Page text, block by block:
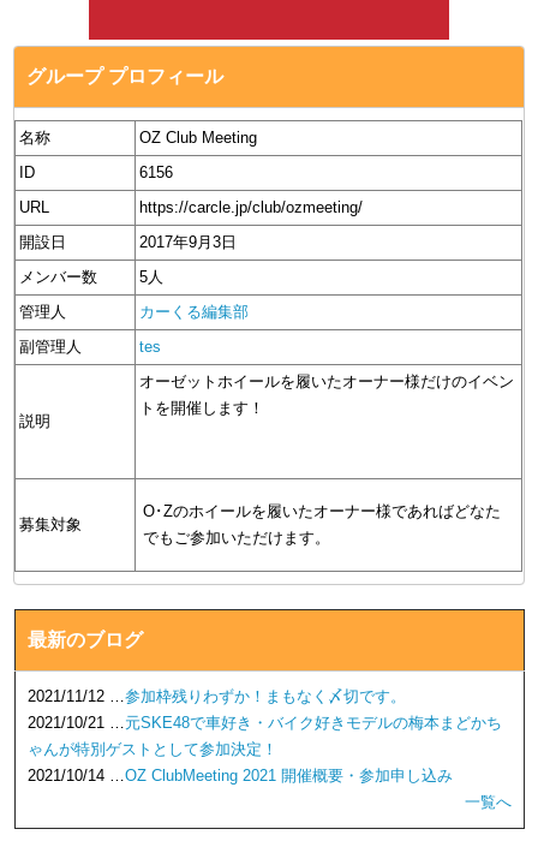
グループ プロフィール
名称
OZ Club Meeting
ID
6156
URL
https://carcle.jp/club/ozmeeting/
開設日
2017年9月3日
メンバー数
5人
管理人
カーくる編集部
副管理人
tes
説明
オーゼットホイールを履いたオーナー様だけのイベン
トを開催します！
募集対象
O･Zのホイールを履いたオーナー様であればどなた
でもご参加いただけます。
最新のブログ
2021/11/12 …参加枠残りわずか！まもなく〆切です。
2021/10/21 …元SKE48で車好き・バイク好きモデルの梅本まどかち
ゃんが特別ゲストとして参加決定！
2021/10/14 …OZ ClubMeeting 2021 開催概要・参加申し込み
一覧へ